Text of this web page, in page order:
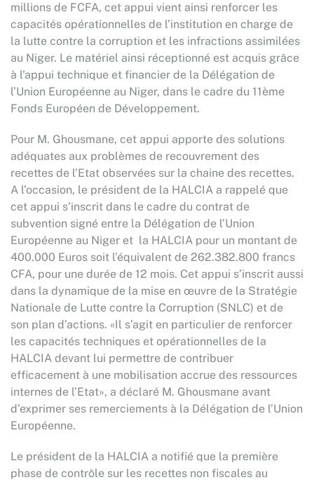
millions de FCFA, cet appui vient ainsi renforcer les
capacités opérationnelles de l’institution en charge de
la lutte contre la corruption et les infractions assimilées
au Niger. Le matériel ainsi réceptionné est acquis grâce
à l’appui technique et financier de la Délégation de
l’Union Européenne au Niger, dans le cadre du 11ème
Fonds Européen de Développement.
Pour M. Ghousmane, cet appui apporte des solutions
adéquates aux problèmes de recouvrement des
recettes de l’Etat observées sur la chaine des recettes.
A l’occasion, le président de la HALCIA a rappelé que
cet appui s’inscrit dans le cadre du contrat de
subvention signé entre la Délégation de l’Union
Européenne au Niger et la HALCIA pour un montant de
400.000 Euros soit l’équivalent de 262.382.800 francs
CFA, pour une durée de 12 mois. Cet appui s’inscrit aussi
dans la dynamique de la mise en œuvre de la Stratégie
Nationale de Lutte contre la Corruption (SNLC) et de
son plan d’actions. «Il s’agit en particulier de renforcer
les capacités techniques et opérationnelles de la
HALCIA devant lui permettre de contribuer
efficacement à une mobilisation accrue des ressources
internes de l’Etat», a déclaré M. Ghousmane avant
d’exprimer ses remerciements à la Délégation de l’Union
Européenne.
Le président de la HALCIA a notifié que la première
phase de contrôle sur les recettes non fiscales au